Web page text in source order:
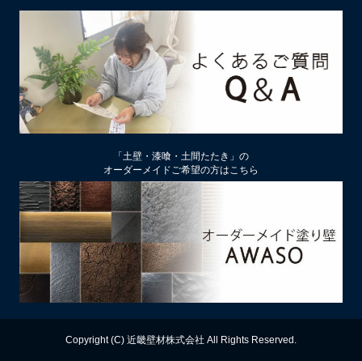
土壁リフォーム時アクが出たり、出なかったりするのはなぜ？
2026/02/12
土壁仕上げ材「塗ってくれい」「やすらぎ」の色をうすく、淡
くするには
2026/01/22
厚付け補修用中塗り漆喰ドカッと！は滑らかな表面にもできる
2026/01/09
【塗り替え下地処理】ビニールクロスは剥がさず下地処理する
のがおすすめ
2025/12/13
漆喰の上に土壁は塗れるのか？
「土壁・漆喰・土間たたき」の
オーダーメイドご希望の方はこちら
Copyright (C) 近畿壁材株式会社 All Rights Reserved.